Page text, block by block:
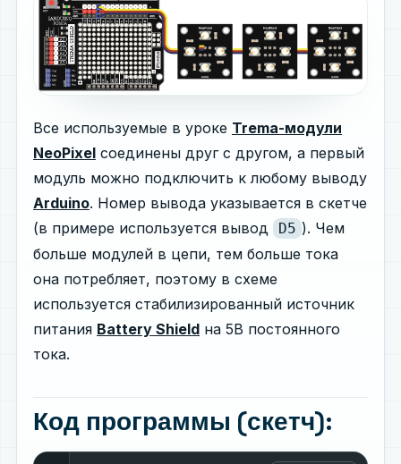
Все используемые в уроке Trema-модули
NeoPixel соединены друг c другом, а первый
модуль можно подключить к любому выводу
Arduino. Номер вывода указывается в скетче
(в примере используется вывод
D5 ). Чем
больше модулей в цепи, тем больше тока
она потребляет, поэтому в схеме
используется стабилизированный источник
питания Battery Shield на 5В постоянного
тока.
Код программы (скетч):